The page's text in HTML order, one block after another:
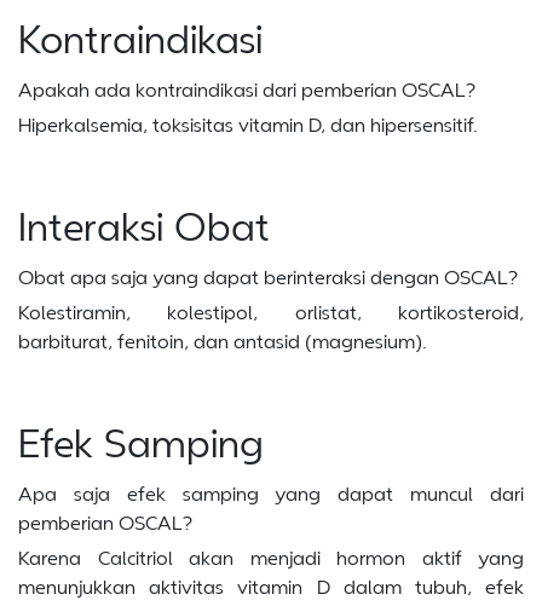
Kontraindikasi
Apakah ada kontraindikasi dari pemberian OSCAL?
Hiperkalsemia, toksisitas vitamin D, dan hipersensitif.
Interaksi Obat
Obat apa saja yang dapat berinteraksi dengan OSCAL?
Kolestiramin, kolestipol, orlistat, kortikosteroid,
barbiturat, fenitoin, dan antasid (magnesium).
Efek Samping
Apa saja efek samping yang dapat muncul dari
pemberian OSCAL?
Karena Calcitriol akan menjadi hormon aktif yang
menunjukkan aktivitas vitamin D dalam tubuh, efek